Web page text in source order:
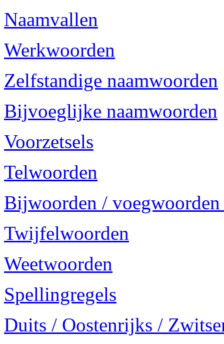
Naamvallen
Werkwoorden
Zelfstandige naamwoorden
Bijvoeglijke naamwoorden
Voorzetsels
Telwoorden
Bijwoorden /
Twijfelwoorden
Weetwoorden
Spellingregels
Duits / Oostenrijks /